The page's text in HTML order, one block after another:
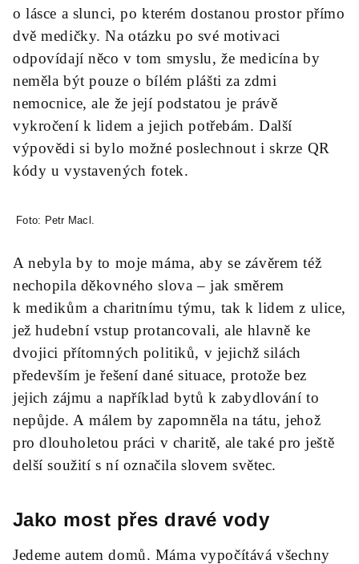
o lásce a slunci, po kterém dostanou prostor přímo
dvě medičky. Na otázku po své motivaci
odpovídají něco v tom smyslu, že medicína by
neměla být pouze o bílém plášti za zdmi
nemocnice, ale že její podstatou je právě
vykročení k lidem a jejich potřebám. Další
výpovědi si bylo možné poslechnout i skrze QR
kódy u vystavených fotek.
Foto: Petr Macl.
A nebyla by to moje máma, aby se závěrem též
nechopila děkovného slova – jak směrem
k medikům a charitnímu týmu, tak k lidem z ulice,
jež hudební vstup protancovali, ale hlavně ke
dvojici přítomných politiků, v jejichž silách
především je řešení dané situace, protože bez
jejich zájmu a například bytů k zabydlování to
nepůjde. A málem by zapomněla na tátu, jehož
pro dlouholetou práci v charitě, ale také pro ještě
delší soužití s ní označila slovem světec.
Jako most přes dravé vody
Jedeme autem domů. Máma vypočítává všechny